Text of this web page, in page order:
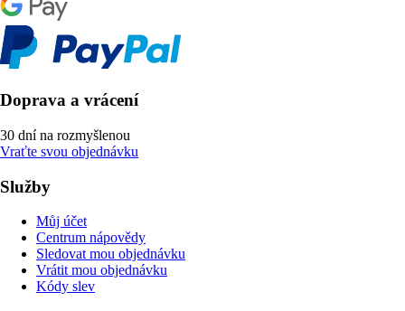
Doprava a vrácení
30 dní na rozmyšlenou
Vraťte svou objednávku
Služby
Můj účet
Centrum nápovědy
Sledovat mou objednávku
Vrátit mou objednávku
Kódy slev